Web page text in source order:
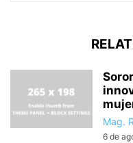
Mag.
6 de